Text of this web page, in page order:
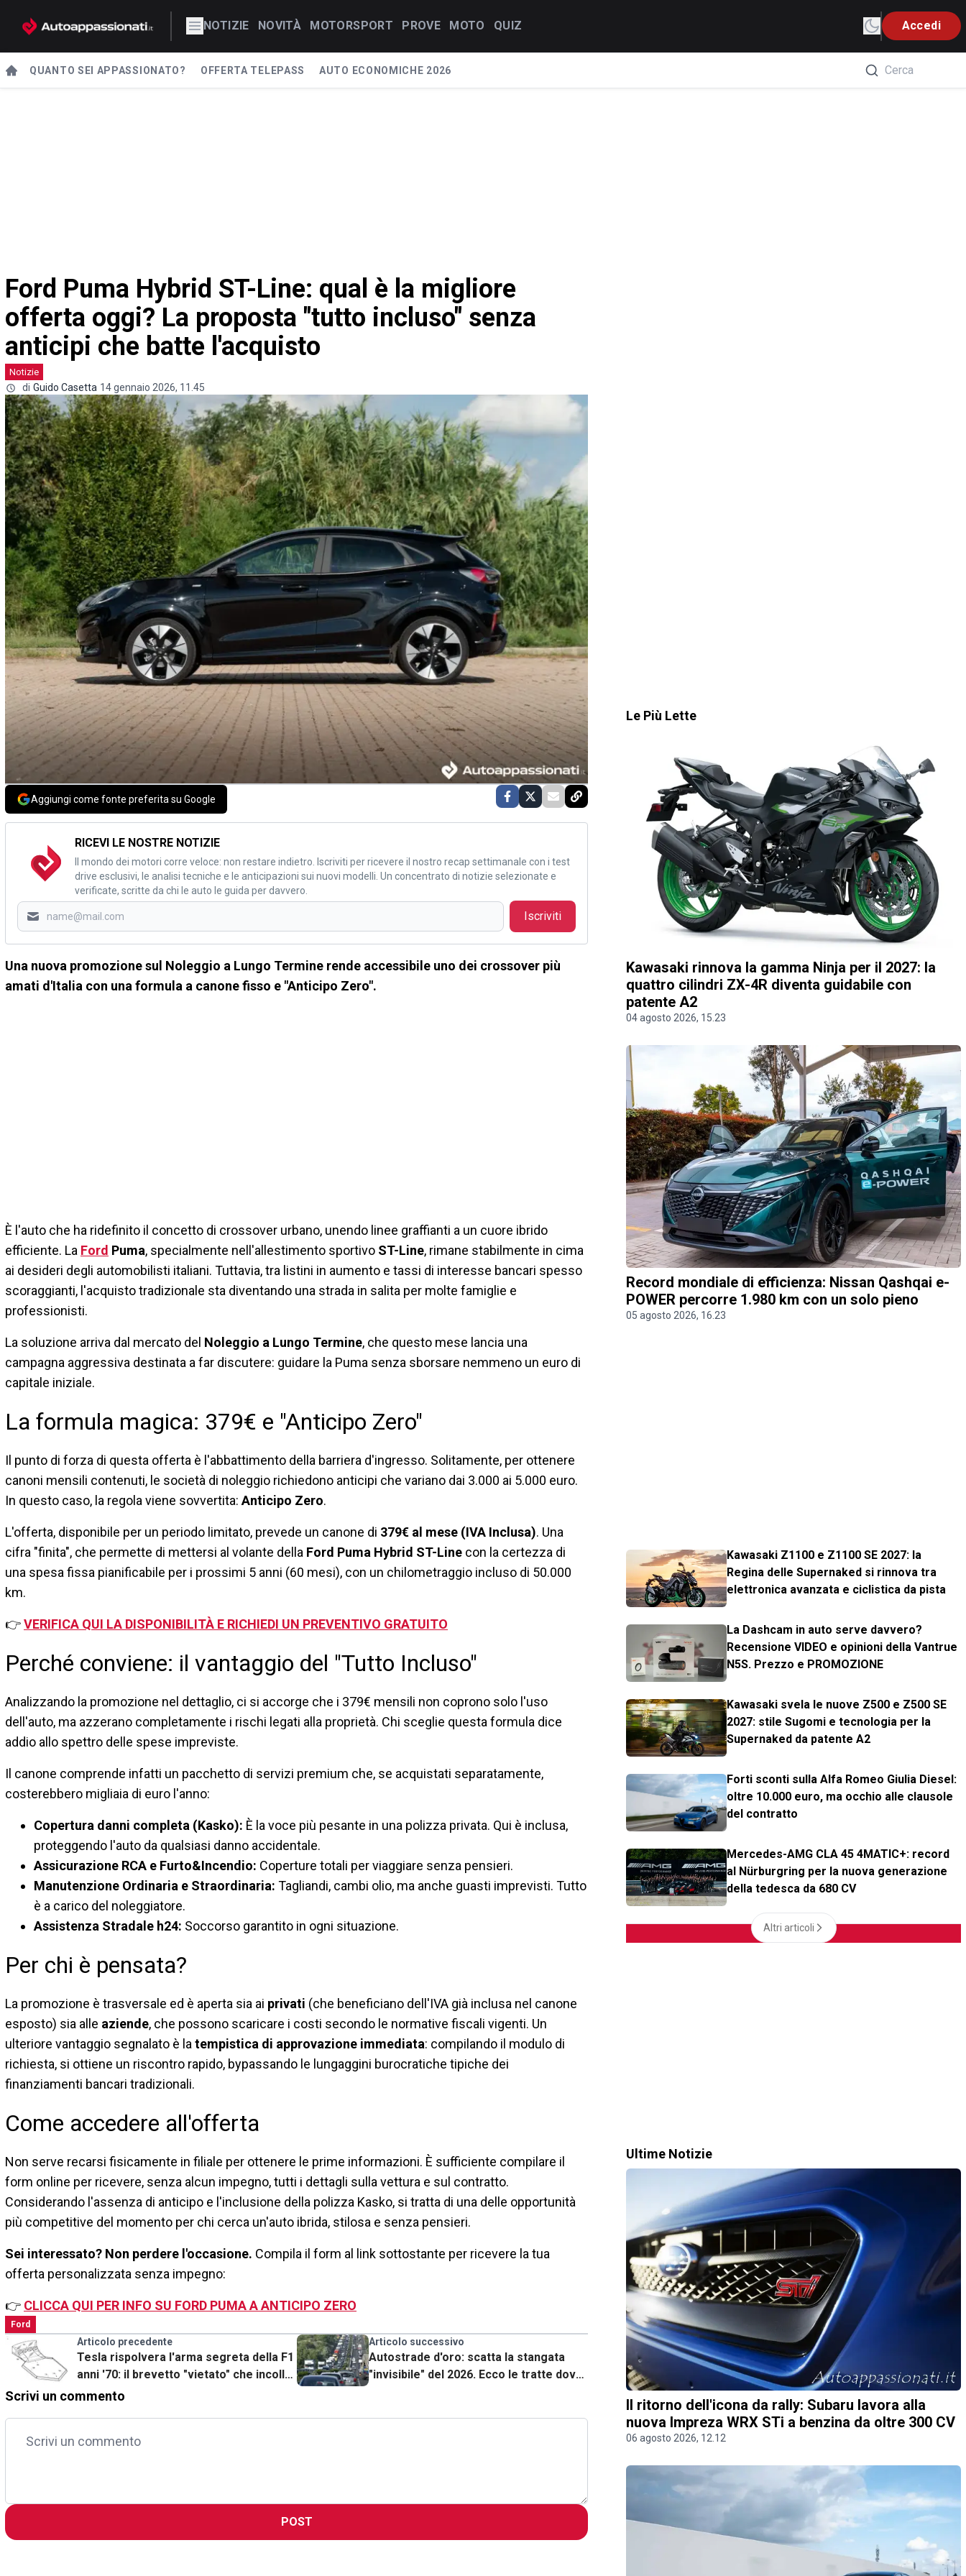
NOTIZIE NOVITÀ MOTORSPORT PROVE MOTO QUIZ Accedi
QUANTO SEI APPASSIONATO? OFFERTA TELEPASS AUTO ECONOMICHE 2026
Ford Puma Hybrid ST-Line: qual è la migliore
offerta oggi? La proposta "tutto incluso" senza
anticipi che batte l'acquisto
Notizie
di Guido Casetta 14 gennaio 2026, 11.45
Aggiungi come fonte preferita su Google
RICEVI LE NOSTRE NOTIZIE
Il mondo dei motori corre veloce: non restare indietro. Iscriviti per ricevere il nostro recap settimanale con i test
drive esclusivi, le analisi tecniche e le anticipazioni sui nuovi modelli. Un concentrato di notizie selezionate e
verificate, scritte da chi le auto le guida per davvero.
Iscriviti
Una nuova promozione sul Noleggio a Lungo Termine rende accessibile uno dei crossover più
amati d'Italia con una formula a canone fisso e "Anticipo Zero".
È l'auto che ha ridefinito il concetto di crossover urbano, unendo linee graffianti a un cuore ibrido
efficiente. La Ford Puma, specialmente nell'allestimento sportivo ST-Line, rimane stabilmente in cima
ai desideri degli automobilisti italiani. Tuttavia, tra listini in aumento e tassi di interesse bancari spesso
scoraggianti, l'acquisto tradizionale sta diventando una strada in salita per molte famiglie e
professionisti.
La soluzione arriva dal mercato del Noleggio a Lungo Termine, che questo mese lancia una
campagna aggressiva destinata a far discutere: guidare la Puma senza sborsare nemmeno un euro di
capitale iniziale.
La formula magica: 379€ e "Anticipo Zero"
Il punto di forza di questa offerta è l'abbattimento della barriera d'ingresso. Solitamente, per ottenere
canoni mensili contenuti, le società di noleggio richiedono anticipi che variano dai 3.000 ai 5.000 euro.
In questo caso, la regola viene sovvertita: Anticipo Zero.
L'offerta, disponibile per un periodo limitato, prevede un canone di 379€ al mese (IVA Inclusa). Una
cifra "finita", che permette di mettersi al volante della Ford Puma Hybrid ST-Line con la certezza di
una spesa fissa pianificabile per i prossimi 5 anni (60 mesi), con un chilometraggio incluso di 50.000
km.
👉VERIFICA QUI LA DISPONIBILITÀ E RICHIEDI UN PREVENTIVO GRATUITO
Perché conviene: il vantaggio del "Tutto Incluso"
Analizzando la promozione nel dettaglio, ci si accorge che i 379€ mensili non coprono solo l'uso
dell'auto, ma azzerano completamente i rischi legati alla proprietà. Chi sceglie questa formula dice
addio allo spettro delle spese impreviste.
Il canone comprende infatti un pacchetto di servizi premium che, se acquistati separatamente,
costerebbero migliaia di euro l'anno:
Copertura danni completa (Kasko): È la voce più pesante in una polizza privata. Qui è inclusa,
proteggendo l'auto da qualsiasi danno accidentale.
Assicurazione RCA e Furto&Incendio: Coperture totali per viaggiare senza pensieri.
Manutenzione Ordinaria e Straordinaria: Tagliandi, cambi olio, ma anche guasti imprevisti. Tutto
è a carico del noleggiatore.
Assistenza Stradale h24: Soccorso garantito in ogni situazione.
Per chi è pensata?
La promozione è trasversale ed è aperta sia ai privati (che beneficiano dell'IVA già inclusa nel canone
esposto) sia alle aziende, che possono scaricare i costi secondo le normative fiscali vigenti. Un
ulteriore vantaggio segnalato è la tempistica di approvazione immediata: compilando il modulo di
richiesta, si ottiene un riscontro rapido, bypassando le lungaggini burocratiche tipiche dei
finanziamenti bancari tradizionali.
Come accedere all'offerta
Non serve recarsi fisicamente in filiale per ottenere le prime informazioni. È sufficiente compilare il
form online per ricevere, senza alcun impegno, tutti i dettagli sulla vettura e sul contratto.
Considerando l'assenza di anticipo e l'inclusione della polizza Kasko, si tratta di una delle opportunità
più competitive del momento per chi cerca un'auto ibrida, stilosa e senza pensieri.
Sei interessato? Non perdere l'occasione. Compila il form al link sottostante per ricevere la tua
offerta personalizzata senza impegno:
👉 CLICCA QUI PER INFO SU FORD PUMA A ANTICIPO ZERO
Ford
Articolo precedente
Tesla rispolvera l'arma segreta della F1
anni '70: il brevetto "vietato" che incolla
l'auto all'asfalto
Articolo successivo
Autostrade d'oro: scatta la stangata
"invisibile" del 2026. Ecco le tratte dove
Scrivi un commento
POST
Le Più Lette
Kawasaki rinnova la gamma Ninja per il 2027: la
quattro cilindri ZX-4R diventa guidabile con
patente A2
04 agosto 2026, 15.23
Record mondiale di efficienza: Nissan Qashqai e-
POWER percorre 1.980 km con un solo pieno
05 agosto 2026, 16.23
Kawasaki Z1100 e Z1100 SE 2027: la
Regina delle Supernaked si rinnova tra
elettronica avanzata e ciclistica da pista
La Dashcam in auto serve davvero?
Recensione VIDEO e opinioni della Vantrue
N5S. Prezzo e PROMOZIONE
Kawasaki svela le nuove Z500 e Z500 SE
2027: stile Sugomi e tecnologia per la
Supernaked da patente A2
Forti sconti sulla Alfa Romeo Giulia Diesel:
oltre 10.000 euro, ma occhio alle clausole
del contratto
Mercedes-AMG CLA 45 4MATIC+: record
al Nürburgring per la nuova generazione
della tedesca da 680 CV
Altri articoli
Ultime Notizie
Il ritorno dell'icona da rally: Subaru lavora alla
nuova Impreza WRX STi a benzina da oltre 300 CV
06 agosto 2026, 12.12